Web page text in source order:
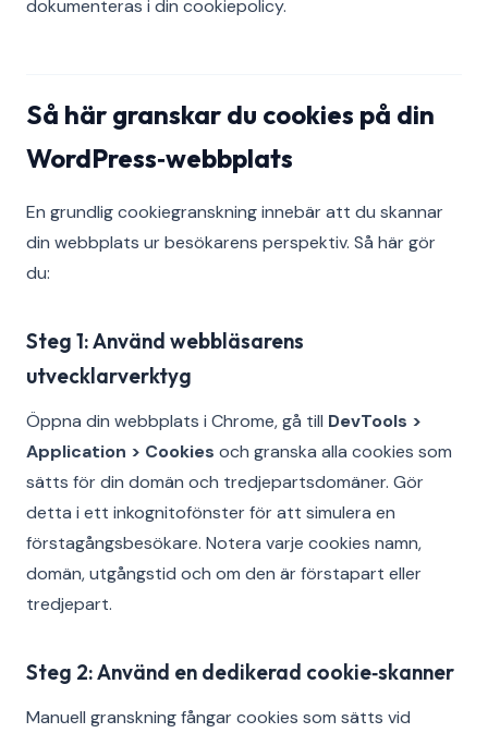
dokumenteras i din cookiepolicy.
Så här granskar du cookies på din
WordPress‑webbplats
En grundlig cookiegranskning innebär att du skannar
din webbplats ur besökarens perspektiv. Så här gör
du:
Steg 1: Använd webbläsarens
utvecklarverktyg
Öppna din webbplats i Chrome, gå till DevTools >
Application > Cookies och granska alla cookies som
sätts för din domän och tredjepartsdomäner. Gör
detta i ett inkognitofönster för att simulera en
förstagångsbesökare. Notera varje cookies namn,
domän, utgångstid och om den är förstapart eller
tredjepart.
Steg 2: Använd en dedikerad cookie‑skanner
Manuell granskning fångar cookies som sätts vid